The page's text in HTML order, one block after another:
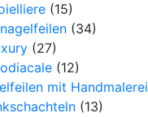
(15)
(34)
(27)
(12)
mit Handmalerei
(13)